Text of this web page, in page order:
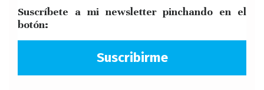
Suscríbete a mi newsletter pinchando en el
botón:
Suscribirme